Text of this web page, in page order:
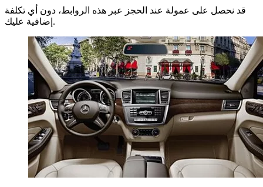
قد نحصل على عمولة عند الحجز عبر هذه الروابط، دون أي تكلفة
إضافية عليك.